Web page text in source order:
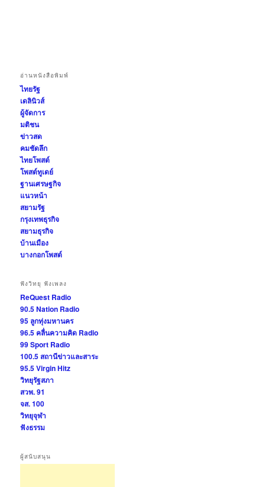
อ่านหนังสือพิมพ์
ไทยรัฐ
เดลินิวส์
ผู้จัดการ
มติชน
ข่าวสด
คมชัดลึก
ไทยโพสต์
โพสต์ทูเดย์
ฐานเศรษฐกิจ
แนวหน้า
สยามรัฐ
กรุงเทพธุรกิจ
สยามธุรกิจ
บ้านเมือง
บางกอกโพสต์
ฟังวิทยุ ฟังเพลง
ReQuest Radio
90.5 Nation Radio
95 ลูกทุ่งมหานคร
96.5 คลื่นความคิด Radio
99 Sport Radio
100.5 สถานีข่าวและสาระ
95.5 Virgin Hitz
วิทยุรัฐสภา
สวพ. 91
จส. 100
วิทยุจุฬา
ฟังธรรม
ผู้สนับสนุน